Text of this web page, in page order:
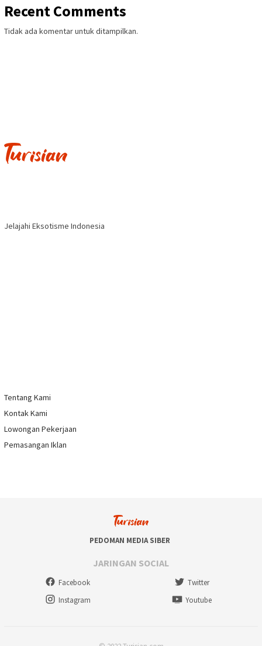
Recent Comments
Tidak ada komentar untuk ditampilkan.
Jelajahi Eksotisme Indonesia
Tentang Kami
Kontak Kami
Lowongan Pekerjaan
Pemasangan Iklan
PEDOMAN MEDIA SIBER
JARINGAN SOCIAL
Facebook
Twitter
Instagram
Youtube